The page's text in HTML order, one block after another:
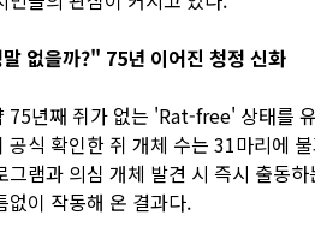
없을까?" 75년 이어진 청정 신화
75년째 쥐가 없는 'Rat-free' 상태를
공식 확인한 쥐 개체 수는 31마리에
그램과 의심 개체 발견 시 즉시 출동
없이 작동해 온 결과다.